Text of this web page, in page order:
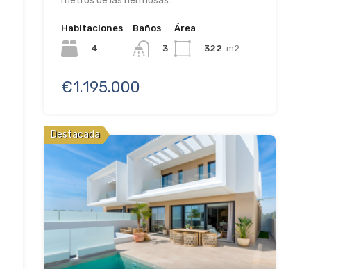
Habitaciones
4
Baños
3
Área
322 m2
€1.195.000
Destacada